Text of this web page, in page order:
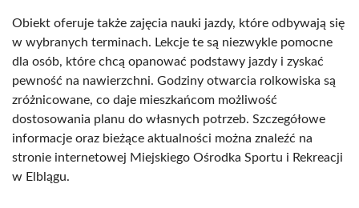
Obiekt oferuje także zajęcia nauki jazdy, które odbywają się
w wybranych terminach. Lekcje te są niezwykle pomocne
dla osób, które chcą opanować podstawy jazdy i zyskać
pewność na nawierzchni. Godziny otwarcia rolkowiska są
zróżnicowane, co daje mieszkańcom możliwość
dostosowania planu do własnych potrzeb. Szczegółowe
informacje oraz bieżące aktualności można znaleźć na
stronie internetowej Miejskiego Ośrodka Sportu i Rekreacji
w Elblągu.